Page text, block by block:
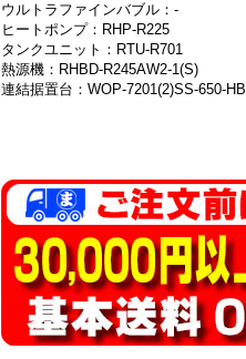
ウルトラファインバブル：-
ヒートポンプ：RHP-R225
タンクユニット：RTU-R701
熱源機：RHBD-R245AW2-1(S)
連結据置台：WOP-7201(2)SS-650-HB